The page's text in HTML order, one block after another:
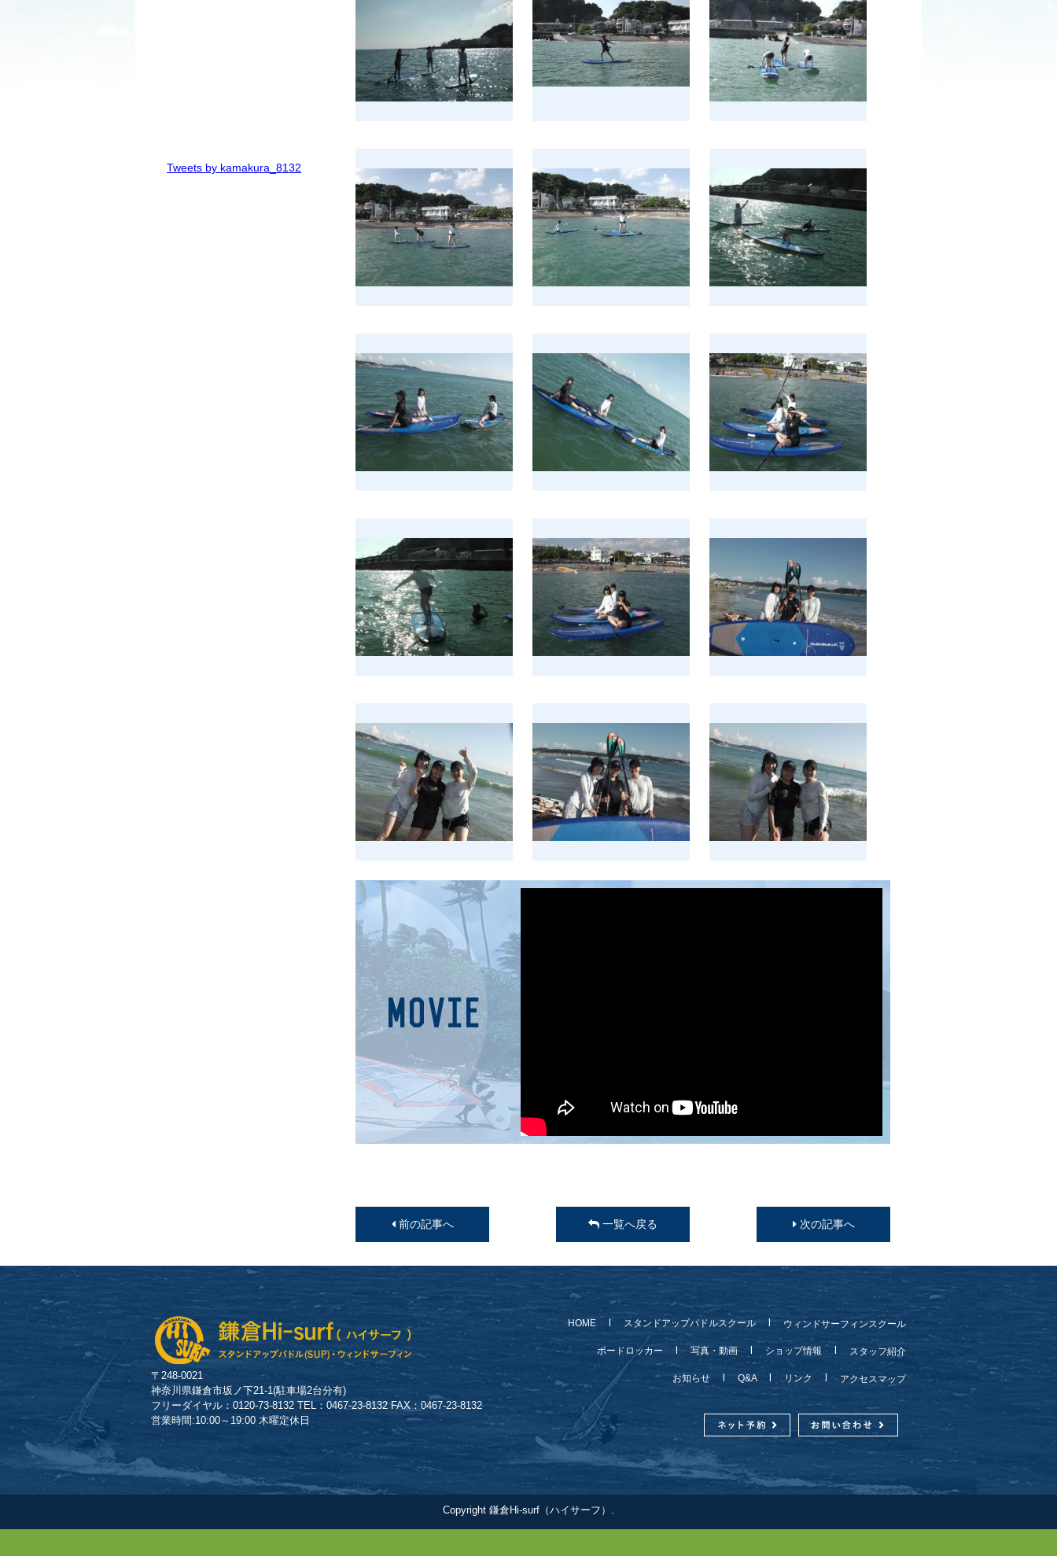
前の記事へ 一覧へ戻る 次の記事へ
Tweets by kamakura_8132
〒248-0021
神奈川県鎌倉市坂ノ下21-1(駐車場2台分有)
フリーダイヤル：0120-73-8132 TEL：0467-23-8132 FAX：0467-23-8132
営業時間:10:00～19:00 木曜定休日
HOME スタンドアップパドルスクール ウィンドサーフィンスクール
ボードロッカー 写真・動画 ショップ情報 スタッフ紹介
お知らせ Q&A リンク アクセスマップ
Copyright 鎌倉Hi-surf（ハイサーフ）.